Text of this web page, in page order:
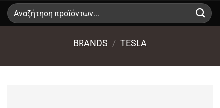
Αναζήτηση
για:
BRANDS / TESLA